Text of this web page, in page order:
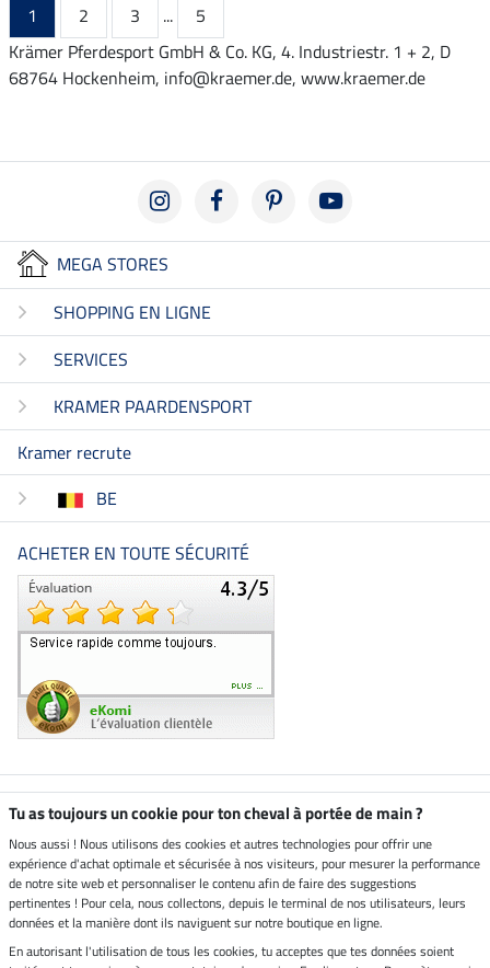
1 2 3 ...
5
Krämer Pferdesport GmbH & Co. KG, 4. Industriestr. 1 + 2, D
68764 Hockenheim, info@kraemer.de, www.kraemer.de
MEGA STORES
SHOPPING EN LIGNE
SERVICES
KRAMER PAARDENSPORT
Kramer recrute
BE
ACHETER EN TOUTE SÉCURITÉ
Boutique climatiquement
neutre
Livraison par
Tu as toujours un cookie pour ton cheval à portée de main ?
Nous aussi ! Nous utilisons des cookies et autres technologies pour offrir une
expérience d'achat optimale et sécurisée à nos visiteurs, pour mesurer la performance
de notre site web et personnaliser le contenu afin de faire des suggestions
pertinentes ! Pour cela, nous collectons, depuis le terminal de nos utilisateurs, leurs
données et la manière dont ils naviguent sur notre boutique en ligne.
En autorisant l'utilisation de tous les cookies, tu acceptes que tes données soient